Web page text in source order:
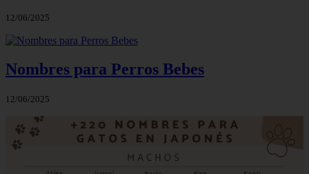
12/06/2025
Nombres para Perros Bebes
12/06/2025